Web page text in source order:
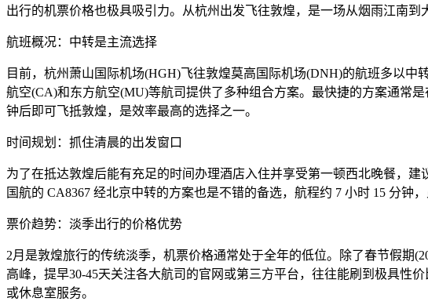
出行的机票价格也极具吸引力。从杭州出发飞往敦煌，是一场从烟雨江南
航班概况：中转是主流选择
目前，杭州萧山国际机场(HGH)飞往敦煌莫高国际机场(DNH)的航班多以
航空(CA)和东方航空(MU)等航司提供了多种组合方案。最快捷的方案通常
钟后即可飞抵敦煌，是效率最高的选择之一。
时间规划：抓住清晨的出发窗口
为了在抵达敦煌后能有充足的时间办理酒店入住并享受第一顿西北晚餐，
国航的 CA8367 经北京中转的方案也是不错的备选，航程约 7 小时 15 分钟
票价趋势：淡季出行的价格优势
2月是敦煌旅行的传统淡季，机票价格通常处于全年的低位。除了春节假期
高峰，提早30-45天关注各大航司的官网或第三方平台，往往能刷到极具性
或休息室服务。